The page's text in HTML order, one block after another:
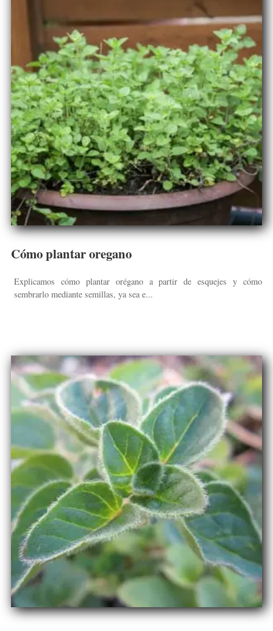
Cómo plantar oregano
Explicamos cómo plantar orégano a partir de esquejes y cómo
sembrarlo mediante semillas, ya sea e...